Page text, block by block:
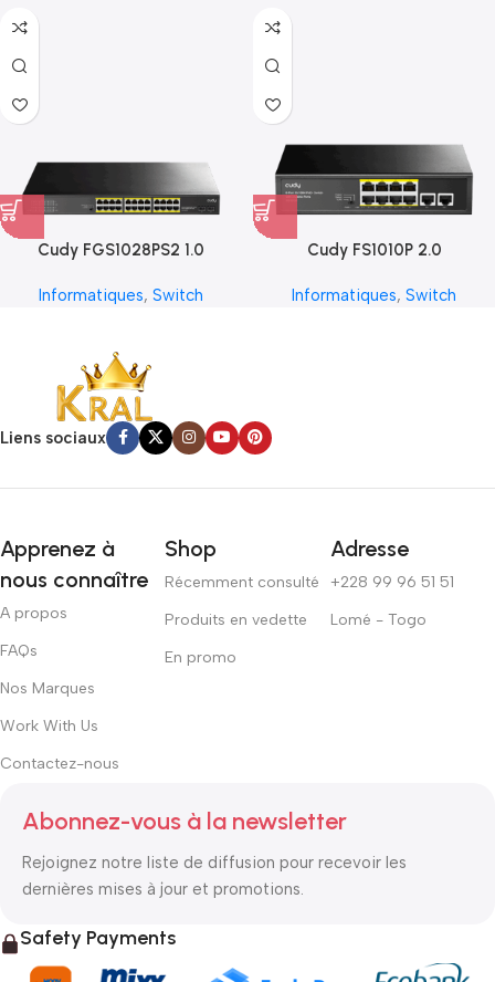
Cudy FGS1028PS2 1.0
Informatiques, Switch
Cudy FS1010P 2.0
Informatiques, Switch
Liens sociaux
Apprenez à
nous connaître
A propos
FAQs
Nos Marques
Work With Us
Contactez-nous
Shop
Récemment consulté
Produits en vedette
En promo
Adresse
+228 99 96 51 51
Lomé - Togo
Abonnez-vous à la newsletter
Rejoignez notre liste de diffusion pour recevoir les
dernières mises à jour et promotions.
Safety Payments